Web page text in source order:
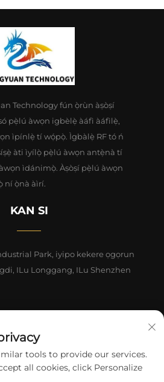
Technology fún ọ̀rùn àṣòṣí
pẹ̀lú àwọn igbèlẹ̀ àáfì àáfìlẹ̀,
ìpínlẹ̀ tí wọ́pọ̀. Ìgbàlẹ̀ RF tó ń
àti ìyílọ̀ pẹ̀lú àwọn antẹ̀nà tí
ìdánimọ̀. Àṣòṣí pẹ̀lú àwọn
ní ọ̀nà àìrí.
KAN SI
Park, iyipo kekere ọgọrun
ILu Longgang, ILu Shenzhen
tools to provide our services.
all cookies, click Personalize